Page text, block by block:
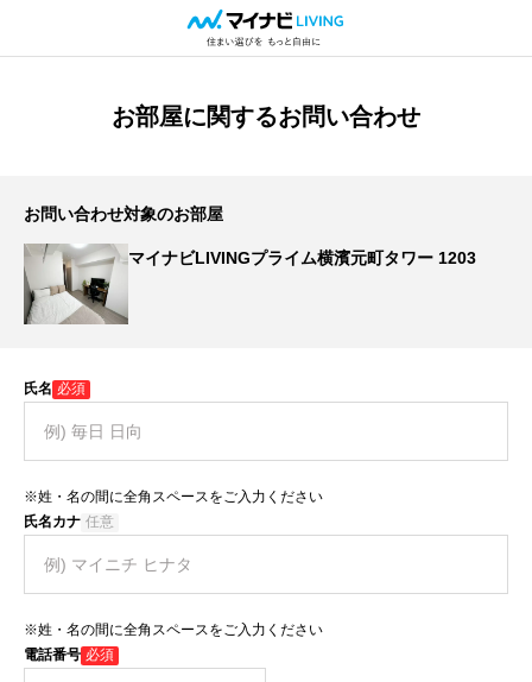
お部屋に関するお問い合わせ
お問い合わせ対象のお部屋
マイナビLIVINGプライム横濱元町タワー 1203
氏名 必須
※姓・名の間に全角スペースをご入力ください
氏名カナ 任意
※姓・名の間に全角スペースをご入力ください
電話番号 必須